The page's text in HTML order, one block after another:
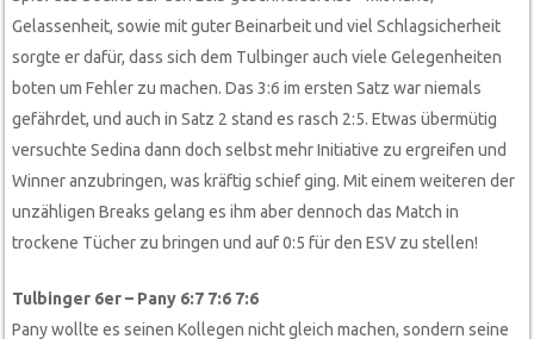
Gelassenheit, sowie mit guter Beinarbeit und viel Schlagsicherheit
sorgte er dafür, dass sich dem Tulbinger auch viele Gelegenheiten
boten um Fehler zu machen. Das 3:6 im ersten Satz war niemals
gefährdet, und auch in Satz 2 stand es rasch 2:5. Etwas übermütig
versuchte Sedina dann doch selbst mehr Initiative zu ergreifen und
Winner anzubringen, was kräftig schief ging. Mit einem weiteren der
unzähligen Breaks gelang es ihm aber dennoch das Match in
trockene Tücher zu bringen und auf 0:5 für den ESV zu stellen!
Tulbinger 6er – Pany 6:7 7:6 7:6
Pany wollte es seinen Kollegen nicht gleich machen, sondern seine